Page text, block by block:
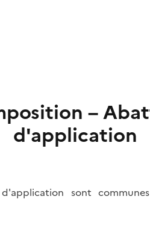
–
d'application
sont